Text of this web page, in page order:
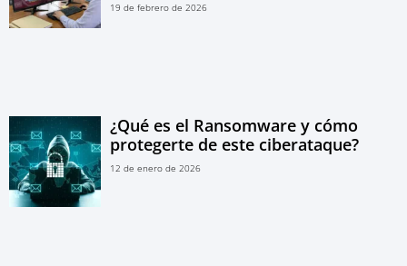
19 de febrero de 2026
¿Qué es el Ransomware y cómo
protegerte de este ciberataque?
12 de enero de 2026